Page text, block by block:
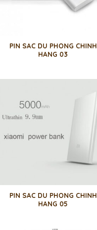
PIN SAC DU PHONG CHINH
HANG 03
PIN SAC DU PHONG CHINH
HANG 05